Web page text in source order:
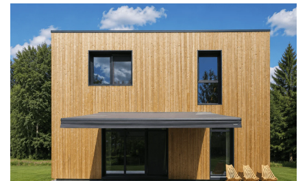
Fasado roletai
Skandinaviško stiliaus žaliuzės
Visi tinkleliai
Greitaeigiai vartai